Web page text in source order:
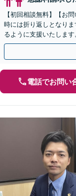
【初回相談無料】【お
時には折り返しとなり
るように支援いたしま
りの点について、最善
電話でお問い